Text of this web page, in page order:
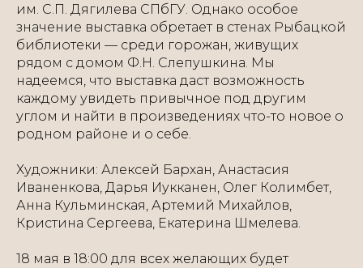
им. С.П. Дягилева СПбГУ. Однако особое
значение выставка обретает в стенах Рыбацкой
библиотеки — среди горожан, живущих
рядом с домом Ф.Н. Слепушкина. Мы
надеемся, что выставка даст возможность
каждому увидеть привычное под другим
углом и найти в произведениях что-то новое о
родном районе и о себе.
Художники: Алексей Бархан, Анастасия
Иваненкова, Дарья Иукканен, Олег Колимбет,
Анна Кульминская, Артемий Михайлов,
Кристина Сергеева, Екатерина Шмелева.
18 мая в 18:00 для всех желающих будет